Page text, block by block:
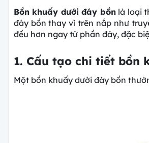
Bồn khuấy dưới đáy bồnlà loại
đáy bồn thay vì trên nắp như
đều hơn ngay từ phần đáy, đặc
1. Cấu tạo chi tiết bồn
Một bồn khuấy dưới đáy bồn